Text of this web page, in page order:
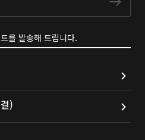
구독
를 발송해 드립니다.
)